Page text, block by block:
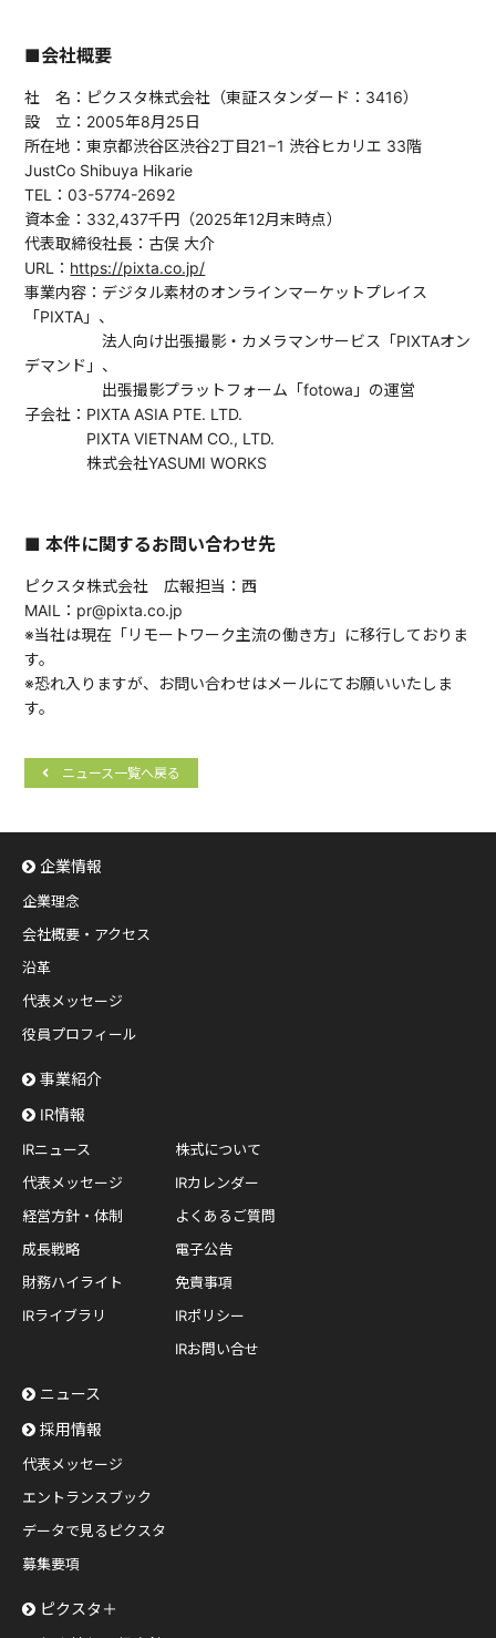
■会社概要
社 名：ピクスタ株式会社（東証スタンダード：3416）
設 立：2005年8月25日
所在地：東京都渋谷区渋谷2丁目21−1 渋谷ヒカリエ 33階
JustCo Shibuya Hikarie
TEL：03-5774-2692
資本金：332,437千円（2025年12月末時点）
代表取締役社長：古俣 大介
URL： https://pixta.co.jp/
事業内容：デジタル素材のオンラインマーケットプレイス
「PIXTA」、
法人向け出張撮影・カメラマンサービス「PIXTAオン
デマンド」、
出張撮影プラットフォーム「fotowa」の運営
子会社：PIXTA ASIA PTE. LTD.
PIXTA VIETNAM CO., LTD.
株式会社YASUMI WORKS
■ 本件に関するお問い合わせ先
ピクスタ株式会社 広報担当：西
MAIL：pr@pixta.co.jp
※当社は現在「リモートワーク主流の働き方」に移行しておりま
す。
※恐れ入りますが、お問い合わせはメールにてお願いいたしま
す。
ニュース一覧へ戻る
企業情報
企業理念
会社概要・アクセス
沿革
代表メッセージ
役員プロフィール
事業紹介
IR情報
IRニュース
代表メッセージ
経営方針・体制
成長戦略
財務ハイライト
IRライブラリ
株式について
IRカレンダー
よくあるご質問
電子公告
免責事項
IRポリシー
IRお問い合せ
ニュース
採用情報
代表メッセージ
エントランスブック
データで見るピクスタ
募集要項
ピクスタ＋